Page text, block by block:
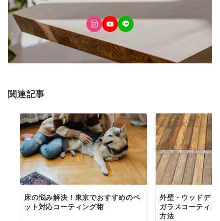
関連記事
床の悩み解決！東京でおすすめのペ
ット対応コーティング術
外壁・ウッドデ
ガラスコーティ
方法